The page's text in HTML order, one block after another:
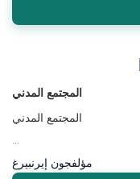
المجتمع المدني
المجتمع المدني
مؤلفجون إيرنبيرغ